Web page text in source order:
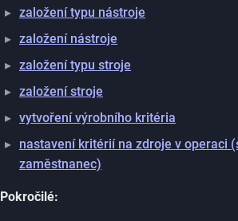
založení typu nástroje
založení nástroje
založení typu stroje
založení stroje
vytvoření výrobního kritéria
nastavení kritérií na zdroje v operaci
zaměstnanec)
Pokročilé: